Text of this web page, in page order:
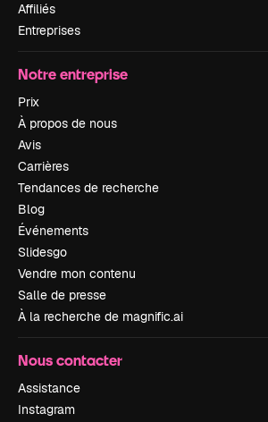
Affiliés
Entreprises
Notre entreprise
Prix
À propos de nous
Avis
Carrières
Tendances de recherche
Blog
Événements
Slidesgo
Vendre mon contenu
Salle de presse
À la recherche de magnific.ai
Nous contacter
Assistance
Instagram